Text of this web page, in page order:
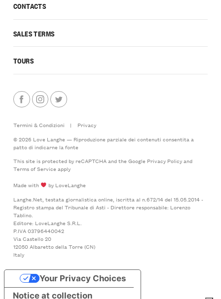
CONTACTS
SALES TERMS
TOURS
Termini & Condizioni |
Privacy
© 2026 Love Langhe — Riproduzione parziale dei contenuti consentita a
patto di indicarne la fonte
This site is protected by reCAPTCHA and the Google Privacy Policyand
Terms of Serviceapply
Made with
by LoveLanghe
Langhe.Net, testata giornalistica online, iscritta al n.672/14 del 15.05.2014 -
Registro stampa del Tribunale di Asti - Direttore responsabile: Lorenzo
Tablino.
Editore: LoveLanghe S.R.L.
P.IVA 03796440042
Via Castello 20
12050 Albaretto della Torre (CN)
Italy
Notice at collection
Your Privacy Choices